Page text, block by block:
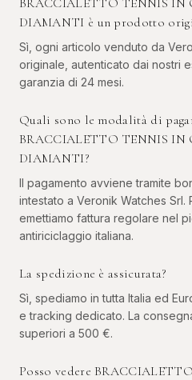
BRACCIALETTO TENNIS IN
DIAMANTI è un prodotto
Sì, ogni articolo venduto da
originale, autenticato dai nostri
garanzia di 24 mesi.
Quali sono le modalità di
BRACCIALETTO TENNIS IN
DIAMANTI?
Il pagamento avviene tramite
intestato a Veronik Watches Srl.
emettiamo fattura regolare nel
antiriciclaggio italiana.
La spedizione è assicurata?
Sì, spediamo in tutta Italia ed
e tracking dedicato. La
superiori a 500 €.
Posso vedere